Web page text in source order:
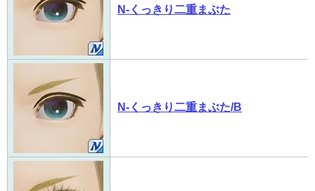
N-くっきり二重まぶた
N-くっきり二重まぶた/B